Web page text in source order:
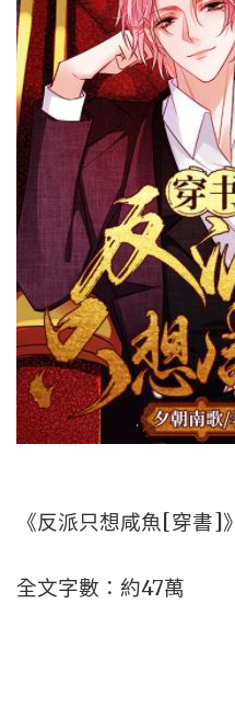
《反派只想咸魚[穿書]
全文字數：約47萬